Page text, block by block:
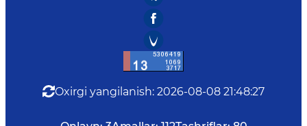
Oxirgi yangilanish: 2026-08-08 21:48:27